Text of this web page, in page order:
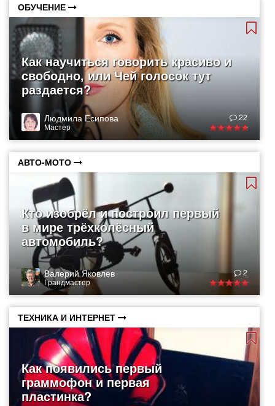
ОБУЧЕНИЕ
Как научиться говорить красиво и
свободно, или Чей голосок тут
раздается?
Людмила Есипова
Мастер
22
АВТО-МОТО
Кто изобрёл и построил первый
в мире трёхколёсный
автомобиль?
Валерий Яковлев
Грандмастер
2
ТЕХНИКА И ИНТЕРНЕТ
Как появились первый
граммофон и первая
пластинка?